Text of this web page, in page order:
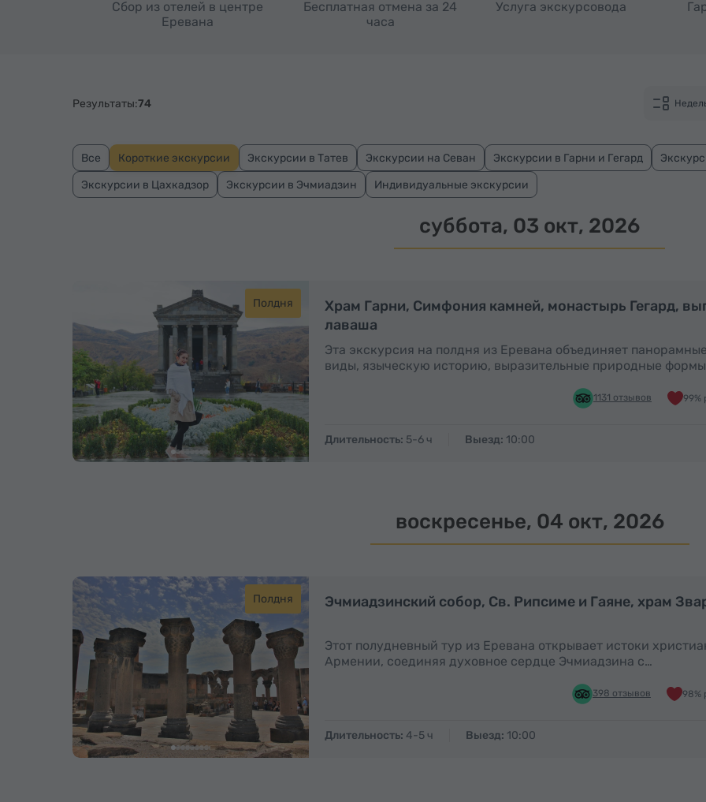
Сбор из отелей в центре
Еревана
Бесплатная отмена за 24
часа
Услуга экскурсовода
Результаты:74
Все Короткие экскурсии Экскурсии в Татев Экскурсии на Севан Экскурсии в Гарни и Гегард
Экскурсии в Цахкадзор
Экскурсии в Эчмиадзин Индивидуальные экскурсии
суббота, 03 окт, 2026
Полдня Полдня
Храм Гарни, Симфония камней, монастырь Гегард,
лаваша
Эта экскурсия на полдня из Еревана объединяет
виды, языческую историю, выразительные природные
1131 отзывов 99%
Длительность: 5-6 ч Выезд: 10:00
воскресенье, 04 окт, 2026
Полдня Полдня
Эчмиадзинский собор, Св. Рипсиме и Гаяне, храм
Этот полудневный тур из Еревана открывает истоки
Армении, соединяя духовное сердце Эчмиадзина с…
398 отзывов 98%
Длительность: 4-5 ч Выезд: 10:00